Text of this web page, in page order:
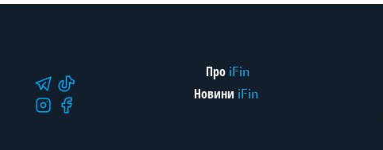
Про iFin
Новини iFin
з іншого програмного забезпечення
звіти?